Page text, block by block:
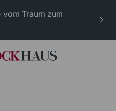
vom Traum zum